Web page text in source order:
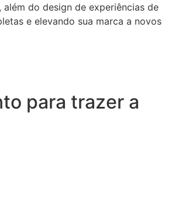
do design de experiências de
e elevando sua marca a novos
para trazer a